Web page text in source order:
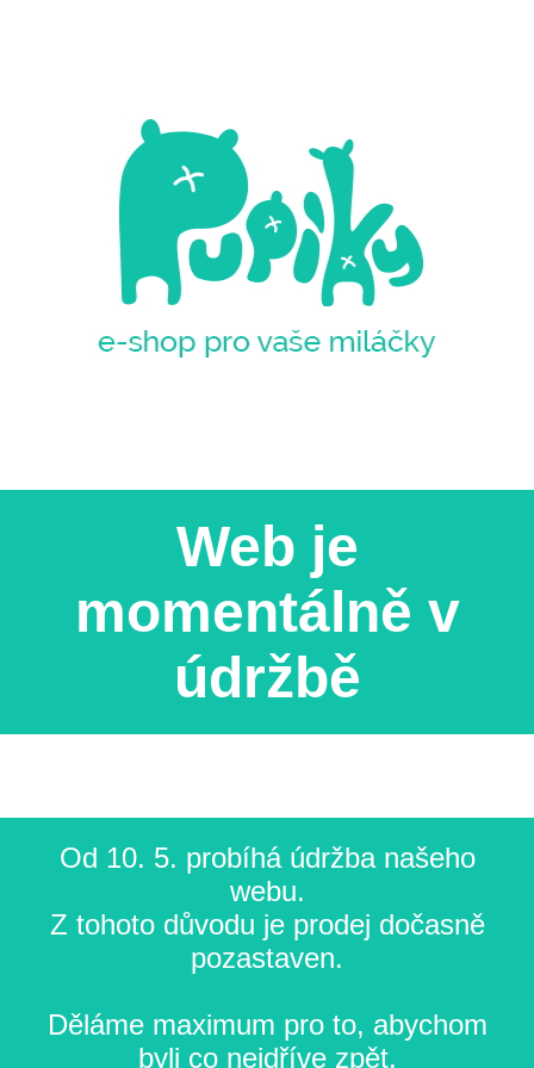
Web je
momentálně v
údržbě
Od 10. 5. probíhá údržba našeho
webu.
Z tohoto důvodu je prodej dočasně
pozastaven.
Děláme maximum pro to, abychom
byli co nejdříve zpět.